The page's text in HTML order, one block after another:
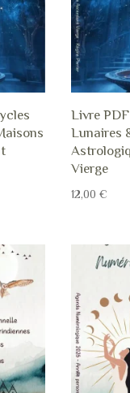
Livre
Lunaires
Vierge
12,00€